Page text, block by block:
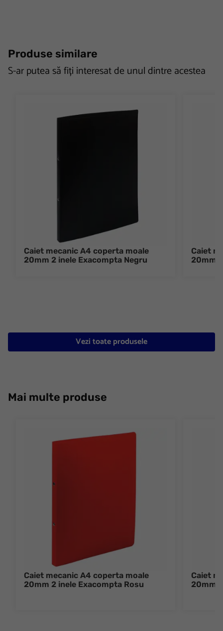
Produse similare
S-ar putea să fiți interesat de unul dintre acestea
Caiet mecanic A4 coperta moale
20mm 2 inele Exacompta Negru
Caiet
20mm
Vezi toate produsele
Mai multe produse
Caiet mecanic A4 coperta moale
20mm 2 inele Exacompta Rosu
Caiet
20mm